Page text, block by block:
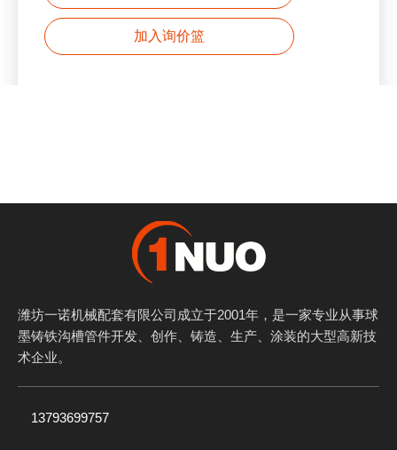
加入询价篮
潍坊一诺机械配套有限公司成立于2001年，是一家专业从事球
墨铸铁沟槽管件开发、创作、铸造、生产、涂装的大型高新技
术企业。
13793699757